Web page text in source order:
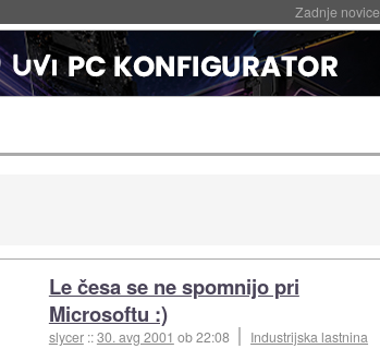
Zadnje novice
Le česa se ne spomnijo pri
Microsoftu :)
slycer ::30. avg 2001 ob 22:08
Industrijska lastnina